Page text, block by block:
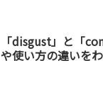
「disgust」と「
や使い方の違いを